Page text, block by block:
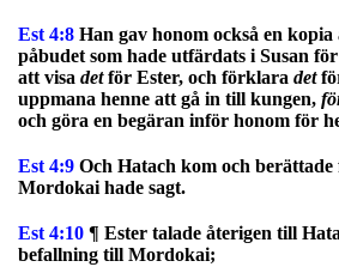
Est 4:8 Han gav honom också en kopia
påbudet som hade utfärdats i Susan
att visa detför Ester, och förklara det
uppmana henne att gå in till kungen,
och göra en begäran inför honom för
Est 4:9 Och Hatach kom och
Mordokai hade sagt.
Est 4:10 ¶ Ester talade återigen till
befallning till Mordokai;